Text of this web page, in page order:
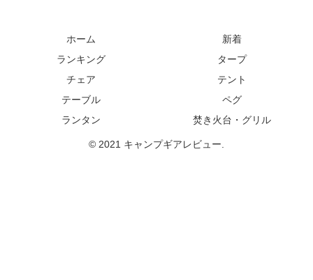
ホーム
新着
ランキング
タープ
チェア
テント
テーブル
ペグ
ランタン
焚き火台・グリル
© 2021 キャンプギアレビュー.